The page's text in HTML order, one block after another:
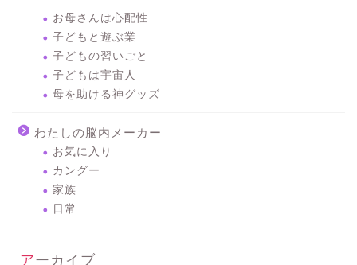
お母さんは心配性
子どもと遊ぶ業
子どもの習いごと
子どもは宇宙人
母を助ける神グッズ
わたしの脳内メーカー
お気に入り
カングー
家族
日常
アーカイブ